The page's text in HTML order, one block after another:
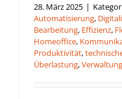
28. März 2025 |
Automatisierung,
Bearbeitung, Effizienz,
Homeoffice,
Produktivität,
Überlastung,Verwaltung